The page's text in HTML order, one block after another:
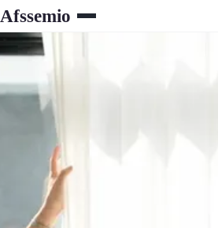
Afssemio